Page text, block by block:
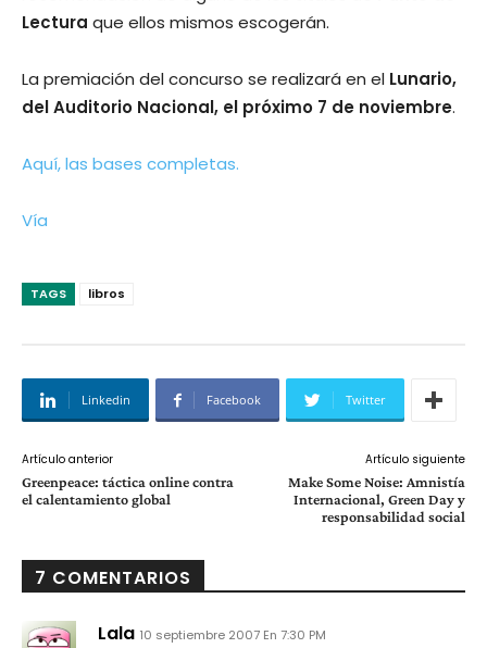
Lectura que ellos mismos escogerán.
La premiación del concurso se realizará en el Lunario,
del Auditorio Nacional, el próximo 7 de noviembre.
Aquí­, las bases completas.
Ví­a
TAGS libros
Linkedin Facebook Twitter
Artículo anterior
Greenpeace: táctica online contra
el calentamiento global
Artículo siguiente
Make Some Noise: Amnistí­a
Internacional, Green Day y
responsabilidad social
7 COMENTARIOS
Lala 10 septiembre 2007 En 7:30 PM